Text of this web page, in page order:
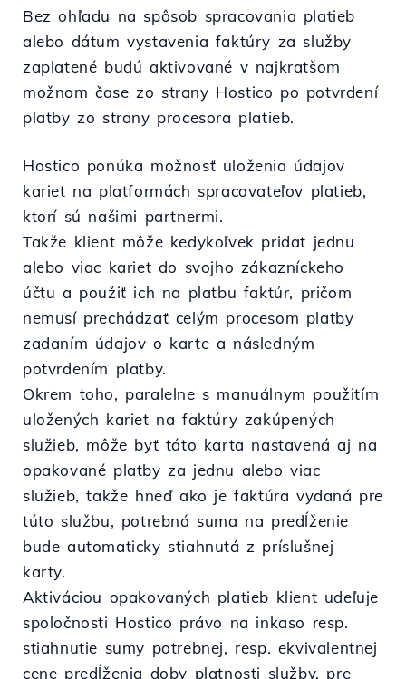
Bez ohľadu na spôsob spracovania platieb
alebo dátum vystavenia faktúry za služby
zaplatené budú aktivované v najkratšom
možnom čase zo strany Hostico po potvrdení
platby zo strany procesora platieb.
Hostico ponúka možnosť uloženia údajov
kariet na platformách spracovateľov platieb,
ktorí sú našimi partnermi.
Takže klient môže kedykoľvek pridať jednu
alebo viac kariet do svojho zákazníckeho
účtu a použiť ich na platbu faktúr, pričom
nemusí prechádzať celým procesom platby
zadaním údajov o karte a následným
potvrdením platby.
Okrem toho, paralelne s manuálnym použitím
uložených kariet na faktúry zakúpených
služieb, môže byť táto karta nastavená aj na
opakované platby za jednu alebo viac
služieb, takže hneď ako je faktúra vydaná pre
túto službu, potrebná suma na predĺženie
bude automaticky stiahnutá z príslušnej
karty.
Aktiváciou opakovaných platieb klient udeľuje
spoločnosti Hostico právo na inkaso resp.
stiahnutie sumy potrebnej, resp. ekvivalentnej
cene predĺženia doby platnosti služby, pre